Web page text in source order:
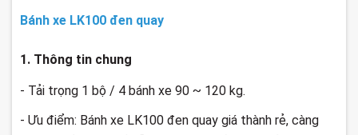
Bánh xe LK100 đen quay
1. Thông tin chung
- Tải trọng 1 bộ / 4 bánh xe 90 ~ 120 kg.
- Ưu điểm: Bánh xe LK100 đen quay giá thành rẻ, càng